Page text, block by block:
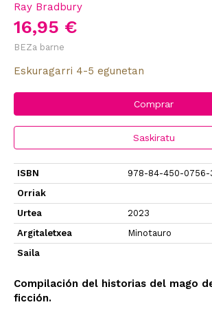
Ray Bradbury
16,95 €
BEZa barne
Eskuragarri 4-5 egunetan
Comprar
Saskiratu
ISBN
978-84-450-0756-
Orriak
Urtea
2023
Argitaletxea
Minotauro
Saila
Compilación del historias del mago
ficción.